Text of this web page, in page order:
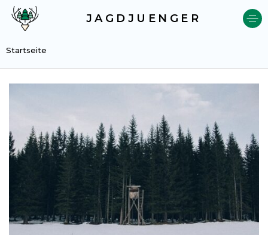
JAGDJUENGER
Startseite